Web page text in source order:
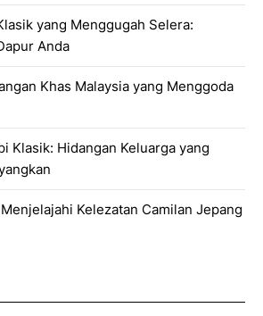
yang Menggugah Selera:
Anda
Khas Malaysia yang Menggoda
Klasik: Hidangan Keluarga yang
Kelezatan Camilan Jepang